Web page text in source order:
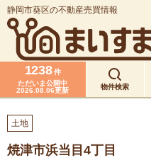
静岡市葵区の不動産売買情報
1238 件
ただいま公開中
2026.08.06更新
物件検索
土地
焼津市浜当目4丁目